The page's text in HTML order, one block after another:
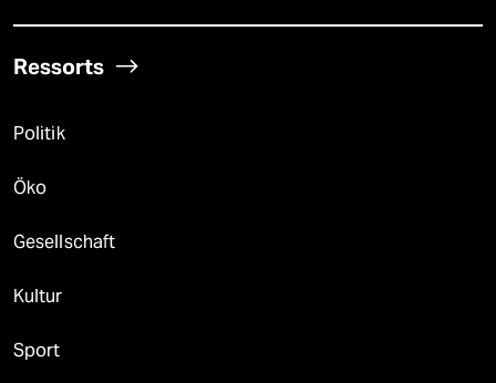
Ressorts
Politik
Öko
Gesellschaft
Kultur
Sport